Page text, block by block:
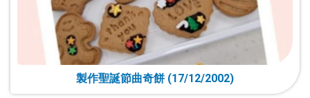
製作聖誕節曲奇餅 (17/12/2002)